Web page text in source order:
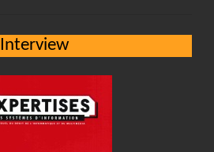
Interview